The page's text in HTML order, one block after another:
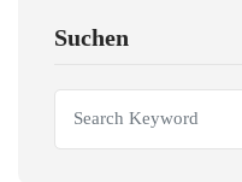
Suchen